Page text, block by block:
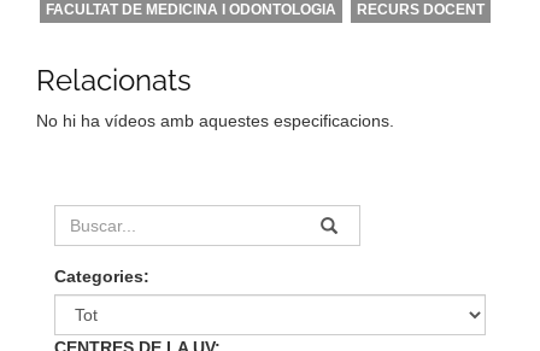
FACULTAT DE MEDICINA I ODONTOLOGIA
RECURS DOCENT
Relacionats
No hi ha vídeos amb aquestes especificacions.
Categories: